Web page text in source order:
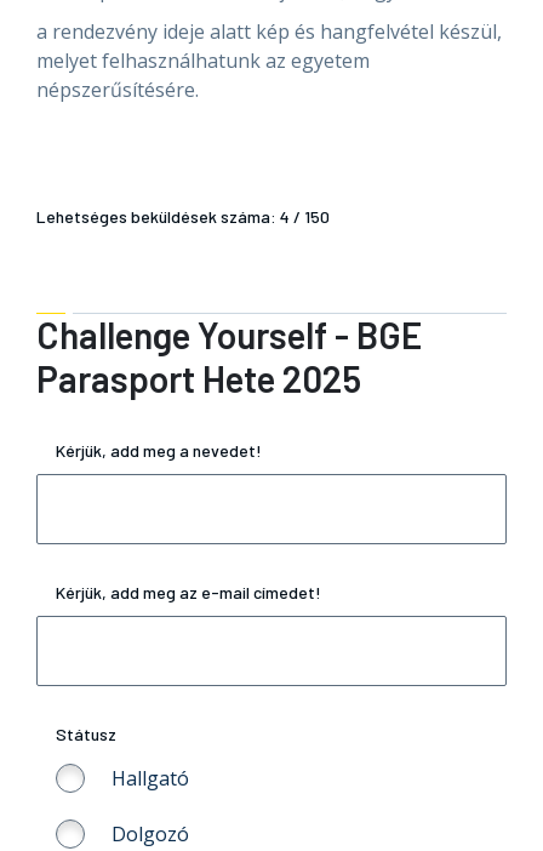
a rendezvény ideje alatt kép és hangfelvétel készül,
melyet felhasználhatunk az egyetem
népszerűsítésére.
Lehetséges beküldések száma: 4 / 150
Challenge Yourself - BGE
Parasport Hete 2025
Kérjük, add meg a nevedet!
Kérjük, add meg az e-mail címedet!
Státusz
Hallgató
Dolgozó